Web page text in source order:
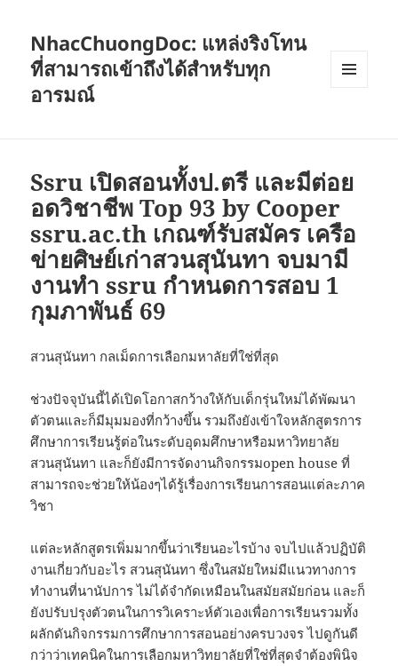
NhacChuongDoc: แหล่งริงโทน
ที่สามารถเข้าถึงได้สำหรับทุก
อารมณ์
Ssru เปิดสอนทั้งป.ตรี และมีต่อย
อดวิชาชีพ Top 93 by Cooper
ssru.ac.th เกณฑ์รับสมัคร เครือ
ข่ายศิษย์เก่าสวนสุนันทา จบมามี
งานทำ ssru กำหนดการสอบ 1
กุมภาพันธ์ 69
สวนสุนันทา กลเม็ดการเลือกมหาลัยที่ใช่ที่สุด
ช่วงปัจจุบันนี้ได้เปิดโอกาสกว้างให้กับเด็กรุ่นใหม่ได้พัฒนา
ตัวตนและก็มีมุมมองที่กว้างขึ้น รวมถึงยังเข้าใจหลักสูตรการ
ศึกษาการเรียนรู้ต่อในระดับอุดมศึกษาหรือมหาวิทยาลัย
สวนสุนันทา และก็ยังมีการจัดงานกิจกรรมopen house ที่
สามารถจะช่วยให้น้องๆได้รู้เรื่องการเรียนการสอนแต่ละภาค
วิชา
แต่ละหลักสูตรเพิ่มมากขึ้นว่าเรียนอะไรบ้าง จบไปแล้วปฏิบัติ
งานเกี่ยวกับอะไร สวนสุนันทา ซึ่งในสมัยใหม่มีแนวทางการ
ทำงานที่นานัปการ ไม่ได้จำกัดเหมือนในสมัยสมัยก่อน และก็
ยังปรับปรุงตัวตนในการวิเคราะห์ตัวเองเพื่อการเรียนรวมทั้ง
ผลักดันกิจกรรมการศึกษาการสอนอย่างครบวงจร ไปดูกันดี
กว่าว่าเทคนิคในการเลือกมหาวิทยาลัยที่ใช่ที่สุดจำต้องพินิจ